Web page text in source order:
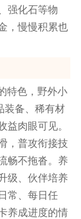
强化石等物
，慢慢积累也
特色，野外小
装备、稀有材
益肉眼可见。
，普攻衔接技
畅不拖沓。养
级、伙伴培养
常、每日任
养成进度的情